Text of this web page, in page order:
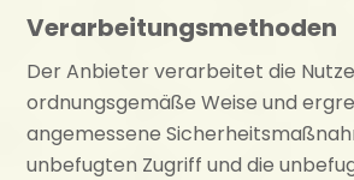
Verarbeitungsmethoden
Der Anbieter verarbeitet die
ordnungsgemäße Weise und
angemessene
unbefugten Zugriff und die